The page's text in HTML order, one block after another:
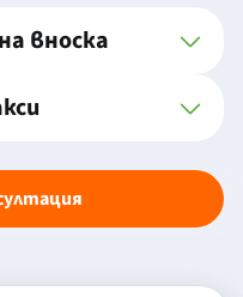
вноска